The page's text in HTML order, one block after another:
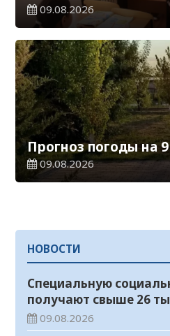
работы в новом
09.08.2026
Прогноз погоды на 9
09.08.2026
НОВОСТИ
Специальную
получают свыше 26
занятых во вредных
09.08.2026